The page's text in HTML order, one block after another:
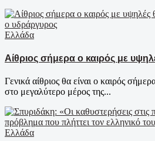
Ελλάδα
Αίθριος σήμερα ο καιρός με
Γενικά αίθριος θα είναι ο καιρός
στο μεγαλύτερο μέρος της...
Ελλάδα